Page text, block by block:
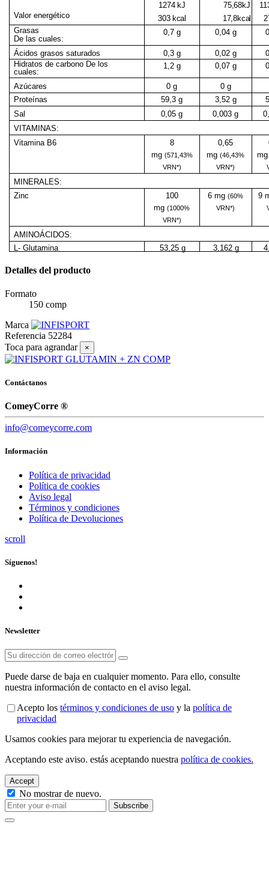
Valor energético
1274 kJ
303 kcal
75,68kJ
17,8kcal
Grasas
De las cuales:
0,7 g 0,04 g
Ácidos grasos saturados 0,3 g 0,02 g
Hidratos de carbono De los
cuales:
1,2 g 0,07 g
Azúcares 0 g
0 g
Proteínas
59,3 g 3,52 g
Sal
0,05 g 0,003 g
VITAMINAS:
Vitamina B6
8
mg (571,43%
VRN*)
0,65
mg(46,43%
VRN*)
MINERALES:
Zinc
100
mg(1000%
VRN*)
6 mg(60%
VRN*)
9
AMINOÁCIDOS:
L- Glutamina
53,25 g 3,162 g
Detalles del producto
Formato
150 comp
Marca
Referencia 52284
Toca para agrandar
×
Contáctanos
ComeyCorre ®
info@comeycorre.com
Información
Política de privacidad
Política de cookies
Aviso legal
Términos y condiciones
Política de Devoluciones
scroll
Síguenos!
Newsletter
Puede darse de baja en cualquier momento. Para ello, consulte
nuestra información de contacto en el aviso legal.
Acepto los términos y condiciones de uso y la política de
privacidad
Usamos cookies para mejorar tu experiencia de navegación.
Aceptando este aviso. estás aceptando nuestra política de cookies.
Accept
No mostrar de nuevo.
Subscribe